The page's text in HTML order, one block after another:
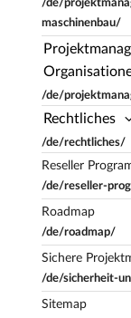
/de/
maschinenbau/
/de/
Rechtliches
/de/rechtliches/
Reseller
/de/reseller-
Roadmap
/de/roadmap/
Sichere
/de/sicherheit-
Sitemap